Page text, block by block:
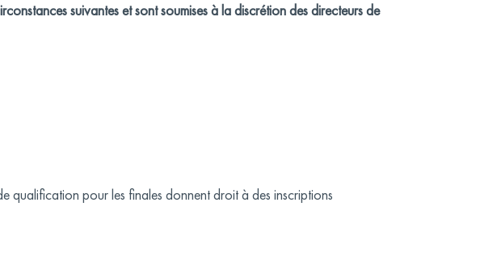
suivantes et sont soumises à la discrétion des directeurs de
qualification pour les finales donnent droit à des inscriptions